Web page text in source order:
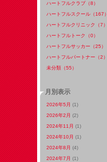
ハートフルクラブ（8）
ハートフルスクール（167）
ハートフルクリニック（7）
ハートフルトーク（0）
ハートフルサッカー（25）
ハートフルパートナー（2）
未分類（55）
月別表示
2026年5月 (1)
2026年2月 (2)
2024年11月 (1)
2024年10月 (1)
2024年8月 (4)
2024年7月 (1)